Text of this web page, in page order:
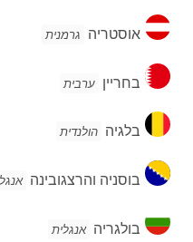
אוסטריה גרמנית
בחריין
בחריין ערבית
בלגיה
בלגיה הולנדית
בוסניה
והרצגובינה
בוסניה והרצגובינה
בולגריה
בולגריה אנגלית